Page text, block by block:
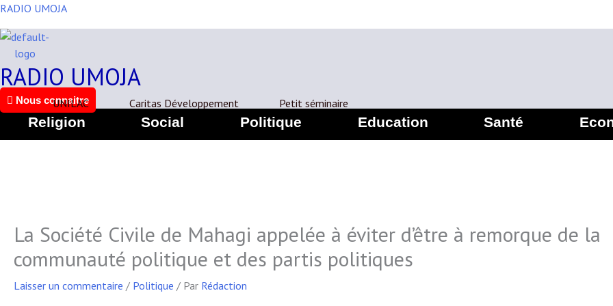
Aller
contenu
RADIO UMOJA
RADIO UMOJA
Nous connaitre
UNILAC Caritas Développement Petit séminaire
Religion Social Politique Education Santé
La Société Civile de Mahagi appelée à éviter d’être à remorque de la
communauté politique et des partis politiques
Laisser un commentaire / Politique / Par Rédaction